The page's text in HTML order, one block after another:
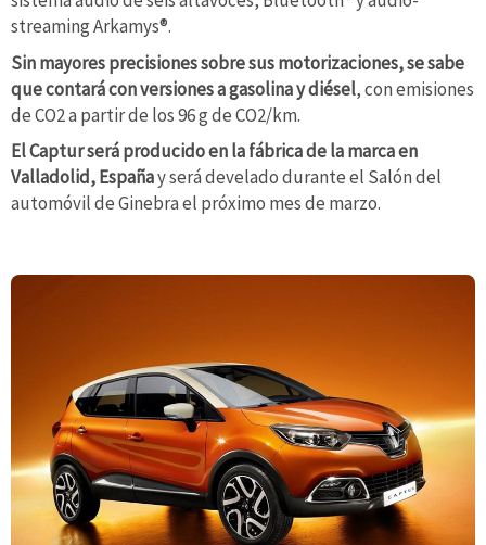
streaming Arkamys®.
Sin mayores precisiones sobre sus motorizaciones, se sabe
que contará con versiones a gasolina y diésel, con emisiones
de CO2 a partir de los 96 g de CO2/km.
El Captur será producido en la fábrica de la marca en
Valladolid, Españay será develado durante el Salón del
automóvil de Ginebra el próximo mes de marzo.